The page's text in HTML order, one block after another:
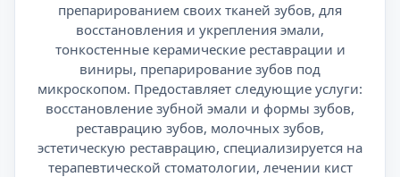
препарированием своих тканей зубов, для
восстановления и укрепления эмали,
тонкостенные керамические реставрации и
виниры, препарирование зубов под
микроскопом. Предоставляет следующие услуги:
восстановление зубной эмали и формы зубов,
реставрацию зубов, молочных зубов,
эстетическую реставрацию, специализируется на
терапевтической стоматологии, лечении кист